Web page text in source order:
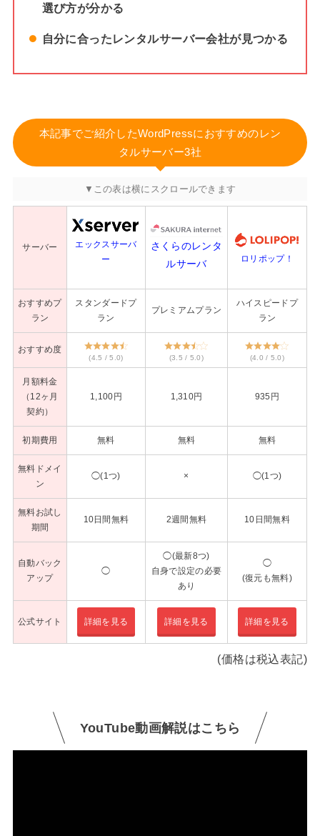
選び方が分かる
自分に合ったレンタルサーバー会社が見つかる
本記事でご紹介したWordPressにおすすめのレン
タルサーバー3社
サーバー
エックスサーバ
ー
さくらのレンタ
ルサーバ
ロリポップ！
おすすめプ
ラン
スタンダードプ
ラン
プレミアムプラン
ハイスピードプ
ラン
おすすめ度
(4.5 / 5.0) (3.5 / 5.0) (4.0 / 5.0)
月額料金
（12ヶ月
契約）
1,100円 1,310円 935円
初期費用 無料 無料 無料
無料ドメイ
ン
◯(1つ) × ◯(1つ)
無料お試し
期間
10日間無料 2週間無料 10日間無料
自動バック
アップ
◯
◯(最新8つ)
自身で設定の必要
あり
◯
(復元も無料)
公式サイト 詳細を見る 詳細を見る 詳細を見る
(価格は税込表記)
YouTube動画解説はこちら